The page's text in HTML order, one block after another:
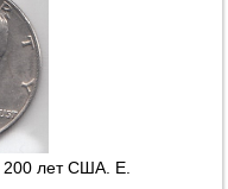
200 лет США. Е.